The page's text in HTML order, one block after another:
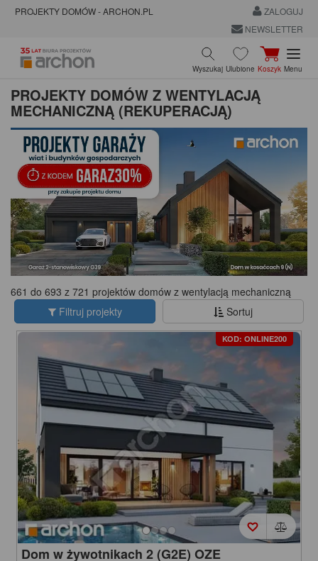
PROJEKTY DOMÓW - ARCHON.PL
ZALOGUJ
NEWSLETTER
Wyszukaj Ulubione Koszyk Menu
PROJEKTY DOMÓW Z WENTYLACJĄ
MECHANICZNĄ (REKUPERACJĄ)
661 do 693 z 721 projektów domów z wentylacją mechaniczną
Filtruj projekty
Sortuj
KOD: ONLINE200
Dom w żywotnikach 2 (G2E) OZE